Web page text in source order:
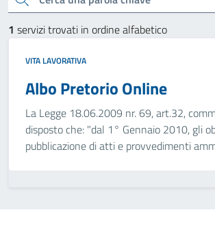
1 servizi trovati in ordine alfabetico
VITA LAVORATIVA
Albo Pretorio Online
La Legge 18.06.2009 nr. 69, art.32,
disposto che: "dal 1° Gennaio 2010, gli
pubblicazione di atti e provvedimenti